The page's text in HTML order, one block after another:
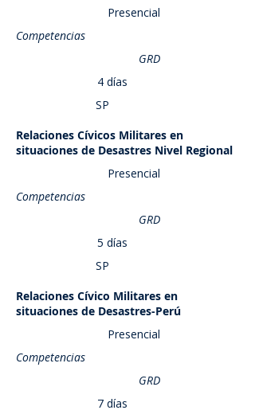
Presencial
Competencias
GRD
4 días
SP
Saber más
Relaciones Cívicos Militares en
situaciones de Desastres Nivel Regional
Presencial
Competencias
GRD
5 días
SP
Saber más
Relaciones Cívico Militares en
situaciones de Desastres-Perú
Presencial
Competencias
GRD
7 días